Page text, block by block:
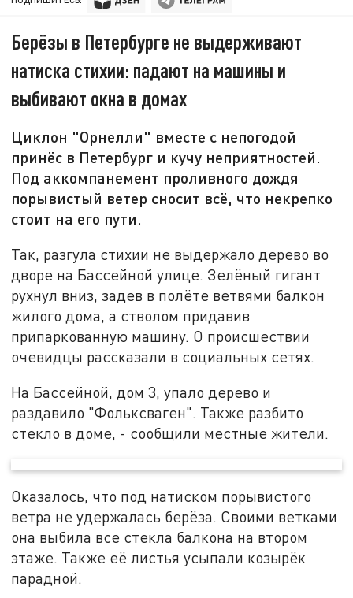
Берёзы в Петербурге не выдерживают
натиска стихии: падают на машины и
выбивают окна в домах
Циклон "Орнелли" вместе с непогодой
принёс в Петербург и кучу неприятностей.
Под аккомпанемент проливного дождя
порывистый ветер сносит всё, что некрепко
стоит на его пути.
Так, разгула стихии не выдержало дерево во
дворе на Бассейной улице. Зелёный гигант
рухнул вниз, задев в полёте ветвями балкон
жилого дома, а стволом придавив
припаркованную машину. О происшествии
очевидцы рассказали в социальных сетях.
На Бассейной, дом 3, упало дерево и
раздавило "Фольксваген". Также разбито
стекло в доме, - сообщили местные жители.
Оказалось, что под натиском порывистого
ветра не удержалась берёза. Своими ветками
она выбила все стекла балкона на втором
этаже. Также её листья усыпали козырёк
парадной.